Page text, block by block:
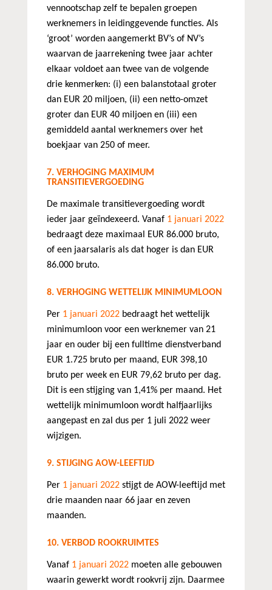
vennootschap zelf te bepalen groepen
werknemers in leidinggevende functies. Als
‘groot’ worden aangemerkt BV’s of NV’s
waarvan de jaarrekening twee jaar achter
elkaar voldoet aan twee van de volgende
drie kenmerken: (i) een balanstotaal groter
dan EUR 20 miljoen, (ii) een netto-omzet
groter dan EUR 40 miljoen en (iii) een
gemiddeld aantal werknemers over het
boekjaar van 250 of meer.
7. VERHOGING MAXIMUM
TRANSITIEVERGOEDING
De maximale transitievergoeding wordt
ieder jaar geïndexeerd. Vanaf 1 januari 2022
bedraagt deze maximaal EUR 86.000 bruto,
of een jaarsalaris als dat hoger is dan EUR
86.000 bruto.
8. VERHOGING WETTELIJK MINIMUMLOON
Per 1 januari 2022bedraagt het wettelijk
minimumloon voor een werknemer van 21
jaar en ouder bij een fulltime dienstverband
EUR 1.725 bruto per maand, EUR 398,10
bruto per week en EUR 79,62 bruto per dag.
Dit is een stijging van 1,41% per maand. Het
wettelijk minimumloon wordt halfjaarlijks
aangepast en zal dus per 1 juli 2022 weer
wijzigen.
9. STIJGING AOW-LEEFTIJD
Per 1 januari 2022stijgt de AOW-leeftijd met
drie maanden naar 66 jaar en zeven
maanden.
10. VERBOD ROOKRUIMTES
Vanaf 1 januari 2022moeten alle gebouwen
waarin gewerkt wordt rookvrij zijn. Daarmee